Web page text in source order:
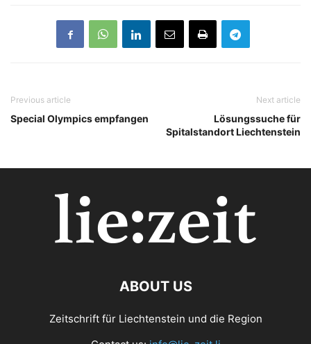
Previous article
Special Olympics empfangen
Next article
Lösungssuche für
Spitalstandort Liechtenstein
ABOUT US
Zeitschrift für Liechtenstein und die Region